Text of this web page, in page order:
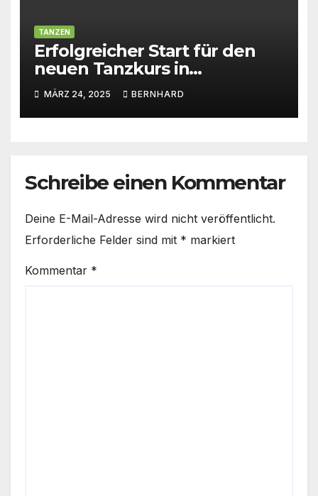
TANZEN
Erfolgreicher Start für den
neuen Tanzkurs in
Barienrode!
MÄRZ 24, 2025 BERNHARD
Schreibe einen Kommentar
Deine E-Mail-Adresse wird nicht veröffentlicht.
Erforderliche Felder sind mit * markiert
Kommentar *